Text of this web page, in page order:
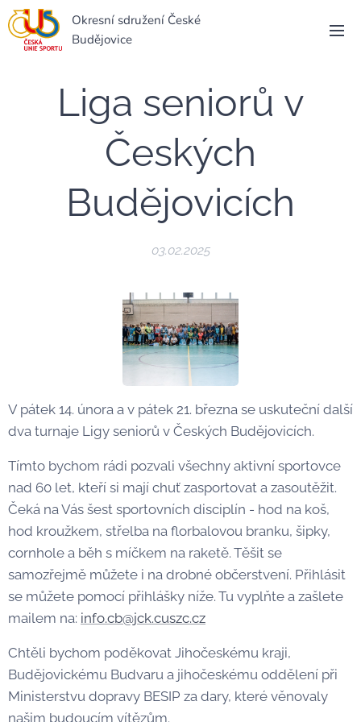
Okresní sdružení České
Budějovice
Liga seniorů v
Českých
Budějovicích
03.02.2025
V pátek 14. února a v pátek 21. března se uskuteční další
dva turnaje Ligy seniorů v Českých Budějovicích.
Tímto bychom rádi pozvali všechny aktivní sportovce
nad 60 let, kteří si mají chuť zasportovat a zasoutěžit.
Čeká na Vás šest sportovních disciplín - hod na koš,
hod kroužkem, střelba na florbalovou branku, šipky,
cornhole a běh s míčkem na raketě. Těšit se
samozřejmě můžete i na drobné občerstvení. Přihlásit
se můžete pomocí přihlášky níže. Tu vyplňte a zašlete
mailem na: info.cb@jck.cuszc.cz
Chtěli bychom poděkovat Jihočeskému kraji,
Budějovickému Budvaru a jihočeskému oddělení při
Ministerstvu dopravy BESIP za dary, které věnovaly
našim budoucím vítězům.